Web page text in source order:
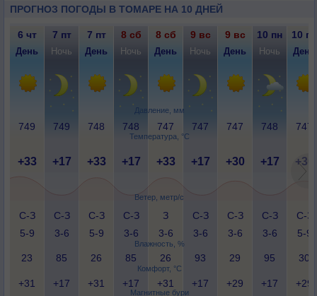
ПРОГНОЗ ПОГОДЫ В ТОМАРЕ НА 10 ДНЕЙ
Давление, мм
Температура, °C
Ветер, метр/с
Влажность, %
Комфорт, °C
Магнитные бури
6 чт 7 пт 7 пт 8 сб 8 сб 9 вс 9 вс 10 пн 10 пн
День Ночь День Ночь День Ночь День Ночь День
749 749 748 748 747 747 747 748 747
+33 +17 +33 +17 +33 +17 +30 +17 +30
С-З
5-9
С-З
3-6
С-З
5-9
С-З
3-6
З
3-6
С-З
3-6
С-З
3-6
С-З
3-6
С-З
5-9
23 85 26 85 26 93 29 95 30
+31 +17 +31 +17 +31 +17 +29 +17 +29